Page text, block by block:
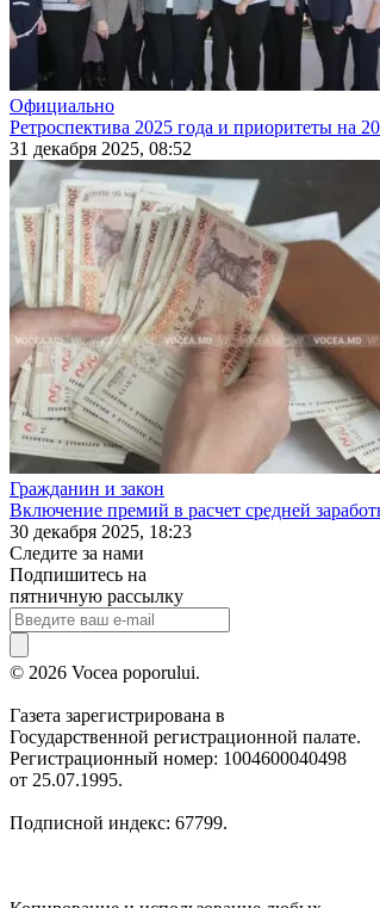
Официально
Ретроспектива 2025 года и приоритеты на
31 декабря 2025, 08:52
Гражданин и закон
Включение премий в расчет средней
30 декабря 2025, 18:23
Следите за нами
Подпишитесь на
пятничную рассылку
© 2026 Vocea poporului.
Газета зарегистрирована в
Государственной регистрационной палате.
Регистрационный номер: 1004600040498
от 25.07.1995.
Подписной индекс: 67799.